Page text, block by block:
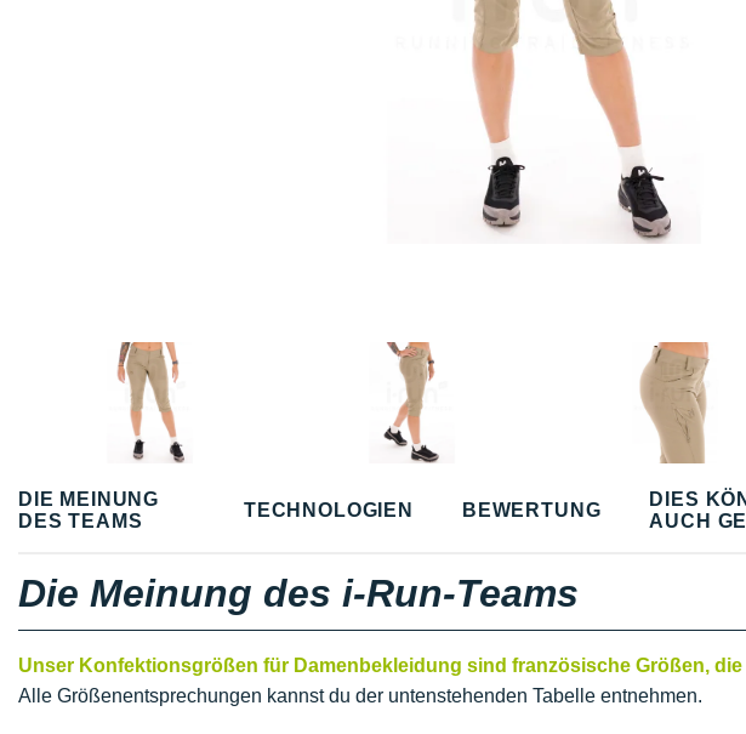
DIE MEINUNG
DES TEAMS
TECHNOLOGIEN BEWERTUNG
DIES
AUCH
Die Meinung des i-Run-Teams
Unser Konfektionsgrößen für Damenbekleidung sind französische Größen,
Alle Größenentsprechungen kannst du der untenstehenden Tabelle entnehmen.